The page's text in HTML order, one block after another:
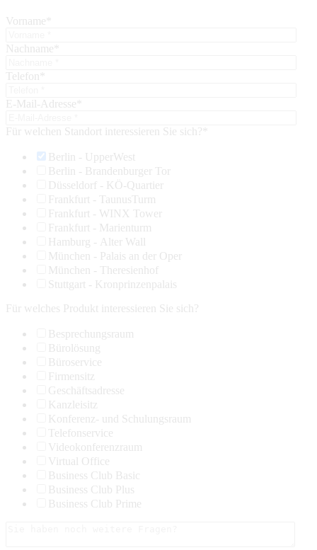
Vorname
Nachname
Telefon
E-Mail-Adresse
Für welchen Standort interessieren Sie sich?
Berlin - UpperWest
Berlin - Brandenburger Tor
Düsseldorf - KÖ-Quartier
Frankfurt - TaunusTurm
Frankfurt - WINX Tower
Frankfurt - Marienturm
Hamburg - Alter Wall
München - Palais an der Oper
München - Theresienhof
Stuttgart - Kronprinzenpalais
Für welches Produkt interessieren Sie sich?
Besprechungsraum
Bürolösung
Büroservice
Firmensitz
Geschäftsadresse
Kanzleisitz
Konferenz- und Schulungsraum
Telefonservice
Videokonferenzraum
Virtual Office
Business Club Basic
Business Club Plus
Business Club Prime